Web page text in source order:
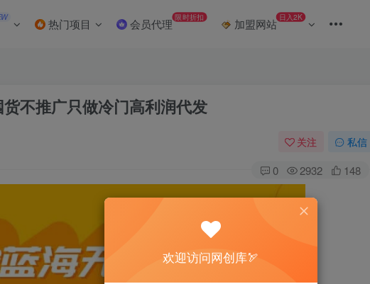
热门项目 会员代理 限时折扣 加盟网站 日入2K
不推广只做冷门高利润代发
关注 私信
0 2932 148
欢迎访问网创库🏹